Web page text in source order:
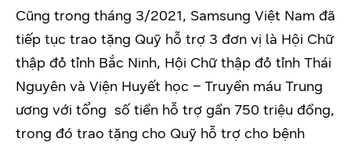
Cũng trong tháng 3/2021, Samsung Việt Nam đã
tiếp tục trao tặng Quỹ hỗ trợ 3 đơn vị là Hội Chữ
thập đỏ tỉnh Bắc Ninh, Hội Chữ thập đỏ tỉnh Thái
Nguyên và Viện Huyết học – Truyền máu Trung
ương với tổng số tiền hỗ trợ gần 750 triệu đồng,
trong đó trao tặng cho Quỹ hỗ trợ cho bệnh